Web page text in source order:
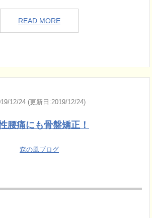
READ MORE
12/24 (更新日:2019/12/24)
腰痛にも骨盤矯正！
森の風ブログ